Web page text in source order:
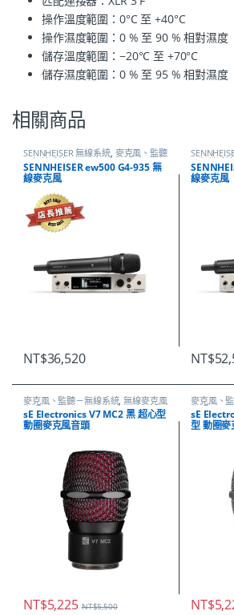
操作溫度範圍：0°C 至 +40°C
操作濕度範圍：0 % 至 90 % 相對濕度
儲存溫度範圍：−20°C 至 +70°C
儲存濕度範圍：0 % 至 95 % 相對濕度
相關商品
SENNHEISER 無線系統, 麥克風、監聽
－無線系統
SENNHEISER ew500 G4-935 無
線麥克風
NT$36,520
－無線系統
線麥克風
NT$
麥克風、監聽－無線系統,無線麥克風
音頭
sE Electronics V7 MC2 黑 超心型
動圈麥克風音頭
NT$5,225 NT$5,500
麥克風、
音頭
sE
型 動圈
NT$